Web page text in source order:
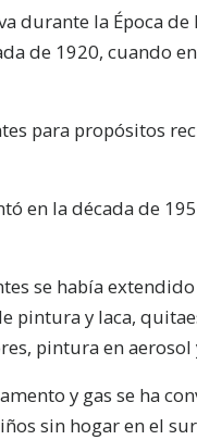
durante la Época
de 1920, cuando
para propósitos
en la década de
se había
pintura y laca,
pintura en aerosol
y gas se ha
sin hogar en el